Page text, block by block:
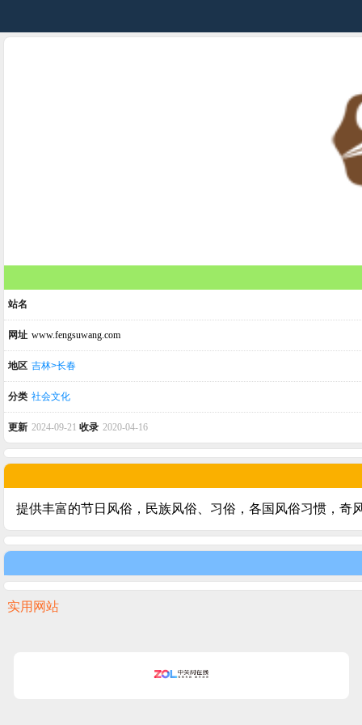
站名
网址 www.fengsuwang.com
地区 吉林>长春
分类 社会文化
更新 2024-09-21 收录 2020-04-16
提供丰富的节日风俗，民族风俗、习俗，各国风俗习惯，奇
实用网站